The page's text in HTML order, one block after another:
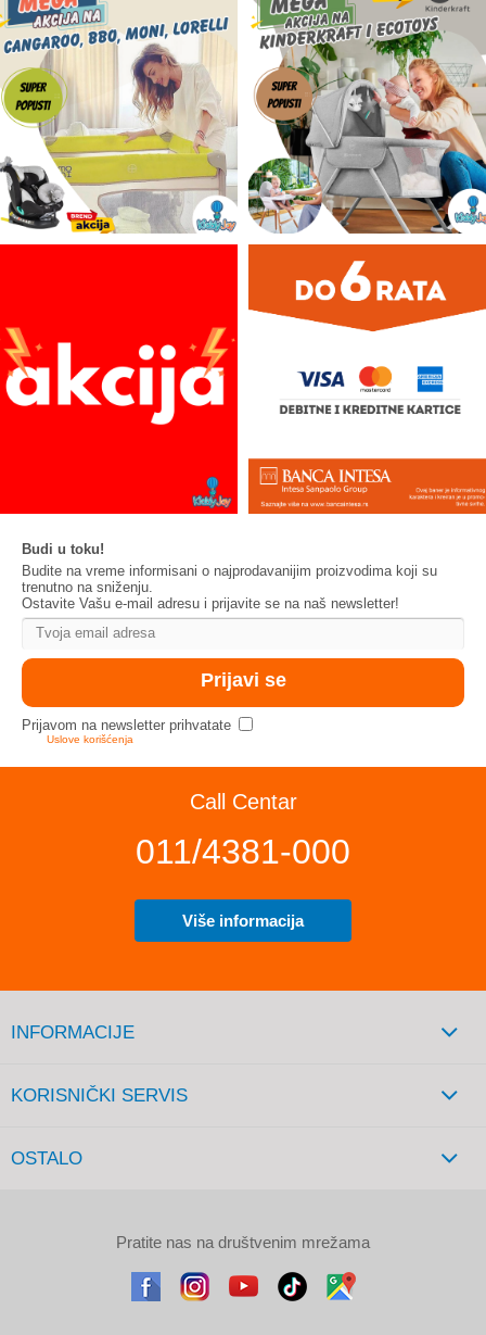
Budi u toku!
Budite na vreme informisani o najprodavanijim proizvodima koji su
trenutno na sniženju.
Ostavite Vašu e-mail adresu i prijavite se na naš newsletter!
Prijavom na newsletter prihvatate
Uslove korišćenja
Call Centar
011/4381-000
Više informacija
INFORMACIJE
KORISNIČKI SERVIS
OSTALO
Pratite nas na društvenim mrežama